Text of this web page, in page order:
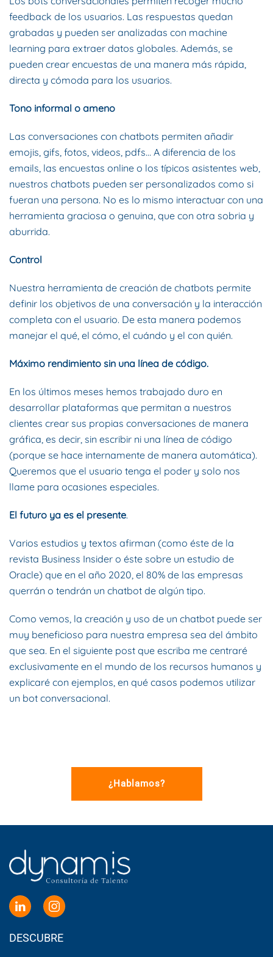
feedback de los usuarios. Las respuestas quedan
grabadas y pueden ser analizadas con machine
learning para extraer datos globales. Además, se
pueden crear encuestas de una manera más rápida,
directa y cómoda para los usuarios.
Tono informal o ameno
Las conversaciones con chatbots permiten añadir
emojis, gifs, fotos, videos, pdfs… A diferencia de los
emails, las encuestas online o los típicos asistentes web,
nuestros chatbots pueden ser personalizados como si
fueran una persona. No es lo mismo interactuar con una
herramienta graciosa o genuina, que con otra sobria y
aburrida.
Control
Nuestra herramienta de creación de chatbots permite
definir los objetivos de una conversación y la interacción
completa con el usuario. De esta manera podemos
manejar el qué, el cómo, el cuándo y el con quién.
Máximo rendimiento sin una línea de código.
En los últimos meses hemos trabajado duro en
desarrollar plataformas que permitan a nuestros
clientes crear sus propias conversaciones de manera
gráfica, es decir, sin escribir ni una línea de código
(porque se hace internamente de manera automática).
Queremos que el usuario tenga el poder y solo nos
llame para ocasiones especiales.
El futuro ya es el presente.
Varios estudios y textos afirman (como éste de la
revista Business Insider o éste sobre un estudio de
Oracle) que en el año 2020, el 80% de las empresas
querrán o tendrán un chatbot de algún tipo.
Como vemos, la creación y uso de un chatbot puede ser
muy beneficioso para nuestra empresa sea del ámbito
que sea. En el siguiente post que escriba me centraré
exclusivamente en el mundo de los recursos humanos y
explicaré con ejemplos, en qué casos podemos utilizar
un bot conversacional.
¿Hablamos?
DESCUBRE